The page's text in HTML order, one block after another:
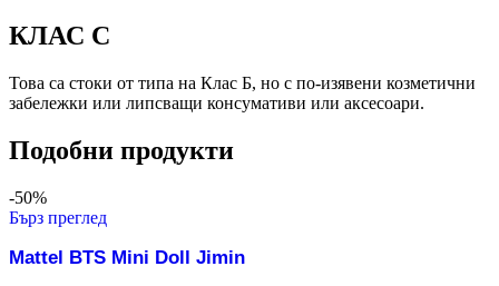
КЛАС C
Това са стоки от типа на Клас Б, но с по-изявени козметични
забележки или липсващи консумативи или аксесоари.
Подобни продукти
-50%
Бърз преглед
Mattel BTS Mini Doll Jimin